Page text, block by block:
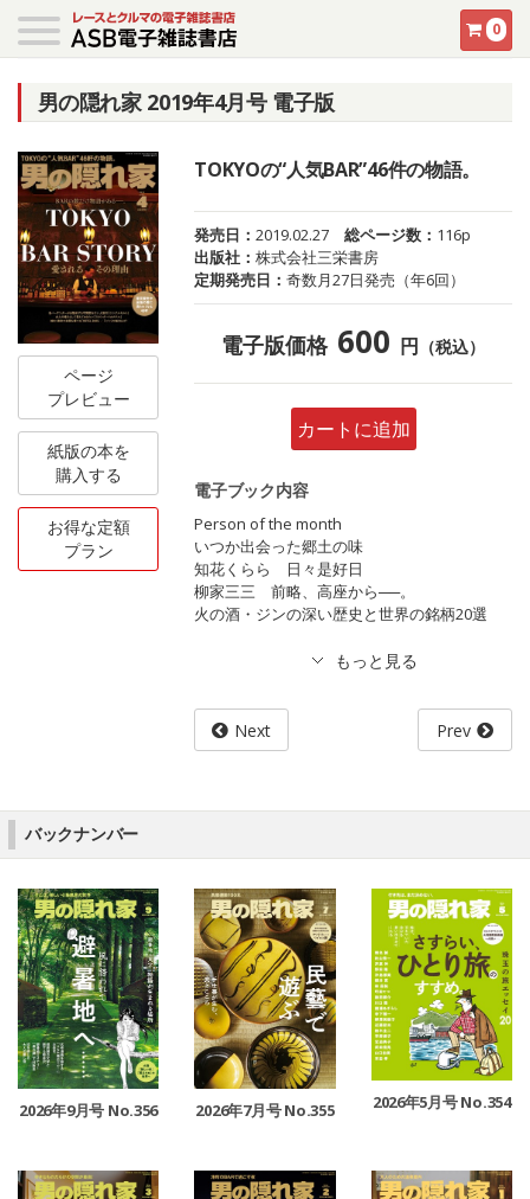
0
男の隠れ家 2019年4月号 電子版
ページ
プレビュー
紙版の本を
購入する
お得な定額
プラン
TOKYOの“人気BAR”46件の物語。
発売日：2019.02.27 総ページ数： 116p
出版社：株式会社三栄書房
定期発売日：奇数月27日発売（年6回）
電子版価格 600 円 （税込）
カートに追加
電子ブック内容
Person of the month
いつか出会った郷土の味
知花くらら 日々是好日
柳家三三 前略、高座から──。
火の酒・ジンの深い歴史と世界の銘柄20選
Next Prev
バックナンバー
2026年9月号 No.356 2026年7月号 No.355 2026年5月号 No.354